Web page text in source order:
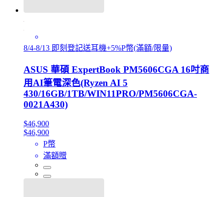
8/4-8/13 即刻登記送耳機+5%P幣(滿額/限量)
ASUS 華碩 ExpertBook PM5606CGA 16吋商
用AI筆電深色(Ryzen AI 5
430/16GB/1TB/WIN11PRO/PM5606CGA-
0021A430)
$46,900
$46,900
P幣
滿額贈